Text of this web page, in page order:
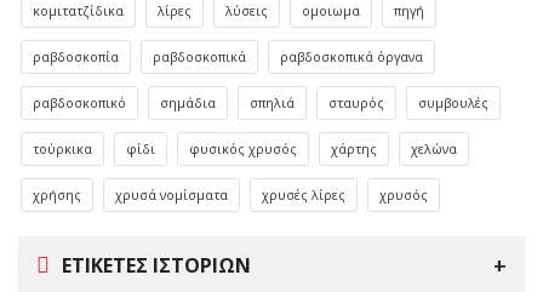
κομιτατζίδικα λίρες λύσεις ομοιωμα πηγή
ραβδοσκοπία ραβδοσκοπικά ραβδοσκοπικά όργανα
ραβδοσκοπικό σημάδια σπηλιά σταυρός συμβουλές
τούρκικα φίδι φυσικός χρυσός χάρτης χελώνα
χρήσης χρυσά νομίσματα χρυσές λίρες χρυσός
ΕΤΙΚΈΤΕΣ ΙΣΤΟΡΙΏΝ